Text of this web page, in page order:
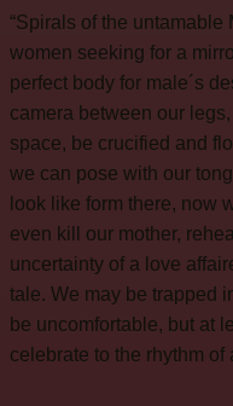
“Spirals of the untamable
women seeking for a
perfect body for male´s
camera between our
space, be crucified and
we can pose with our
look like form there, now
even kill our mother,
uncertainty of a love
tale. We may be trapped
be uncomfortable, but at
celebrate to the rhythm of